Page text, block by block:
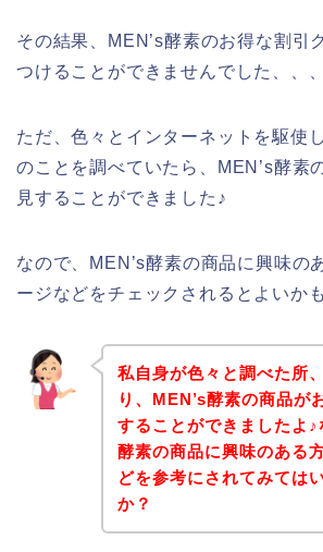
その結果、MEN’s酵素のお得な割引
つけることができませんでした、、、
ただ、色々とインターネットを駆使
のことを調べていたら、MEN’s酵素
見することができました♪
なので、MEN’s酵素の商品に興味の
ージなどをチェックされるとよいか
私自身が色々と調べた所
り、MEN’s酵素の商品が
することができましたよ♪
酵素の商品に興味のある
どを参考にされてみては
か？